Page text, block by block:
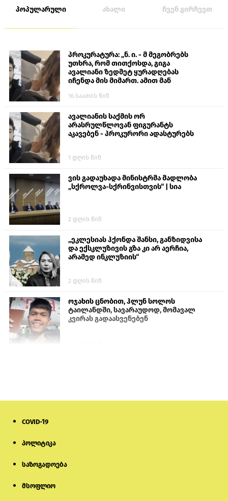
პოპულარული ახალი ჩვენ გირჩევთ
პროკურატურა: „ნ. ი. - მ მეგობრებს
უთხრა, რომ თითქოსდა, გიგა
ავალიანი ზედმეტ ყურადღებას
იჩენდა მის მიმართ. ამით მან
თავს დასხმოდა გიგა ავალიანს“
16 საათის წინ
ავალიანის საქმის ორ
არასრულწლოვან ფიგურანტს
აკავებენ - პროკურორი ადასტურებს
1 დღის წინ
ვის გადაუხადა მინისტრმა მადლობა
„სქროლვა-სქრინვისთვის“ | სია
2 დღის წინ
„ეკლესიას ჰქონდა შანსი, განზიდვისა
და ექსკლუზივის გზა კი არ აერჩია,
არამედ ინკლუზიის“
2 დღის წინ
ოჯახის ცნობით, ჰლუნ სოლოს
ტაილანდში, სავარაუდოდ, მომავალ
კვირას გადაასვენებენ
COVID-19
პოლიტიკა
საზოგადოება
მსოფლიო